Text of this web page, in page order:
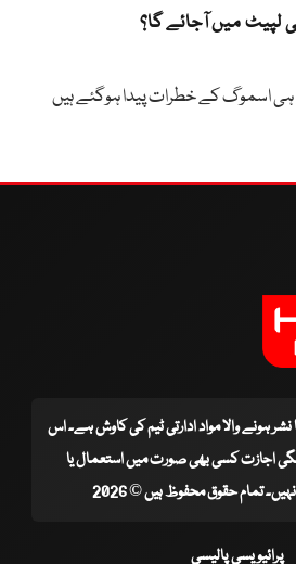
لپیٹ میں آجائے گا؟
ہی اسموگ کے خطرات پیدا ہوگئے ہیں
نشر ہونے والا مواد ادارتی ٹیم کی کاوش ہے۔ اس
اجازت کسی بھی صورت میں استعمال یا
تمام حقوق محفوظ ہیں © 2026
پرائیویسی پالیسی